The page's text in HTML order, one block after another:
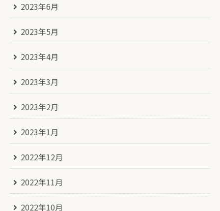
2023年6月
2023年5月
2023年4月
2023年3月
2023年2月
2023年1月
2022年12月
2022年11月
2022年10月